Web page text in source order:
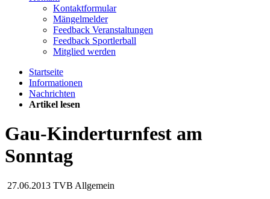
Kontaktformular
Mängelmelder
Feedback Veranstaltungen
Feedback Sportlerball
Mitglied werden
Startseite
Informationen
Nachrichten
Artikel lesen
Gau-Kinderturnfest am
Sonntag
27.06.2013 TVB Allgemein